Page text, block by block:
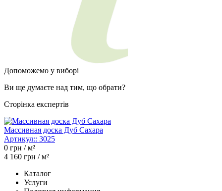
Допоможемо у виборі
Ви ще думаєте над тим, що обрати?
Сторінка експертів
Массивная доска Дуб Сахара
Артикул:: 3025
0 грн / м²
4 160 грн / м²
Каталог
Услуги